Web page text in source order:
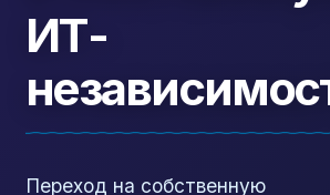
ИТ-
Переход на собственную